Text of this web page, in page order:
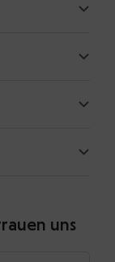
uns